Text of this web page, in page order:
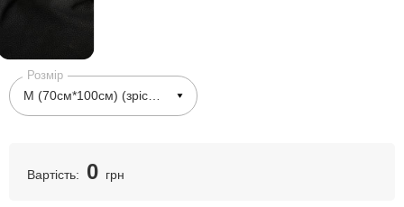
Розмір
Вартість: 0 грн